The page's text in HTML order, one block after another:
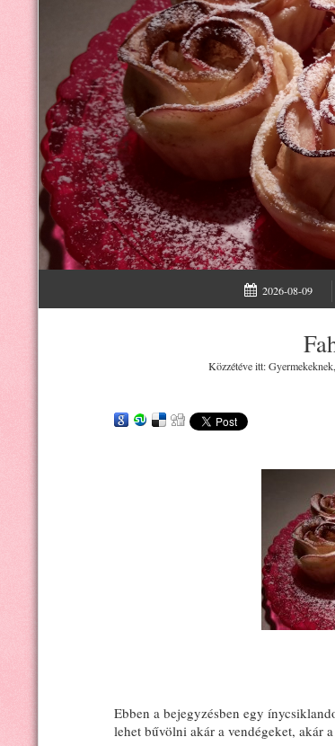
2026-08-09
Közzétéve itt:Gyermekeknek,
Ebben a bejegyzésben egy
lehet bűvölni akár a vendégeket, akár